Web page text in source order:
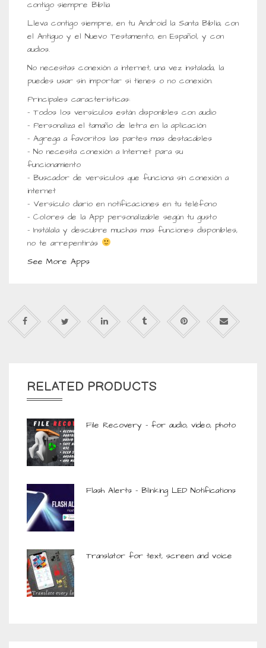
contigo siempre Biblia
Lleva contigo siempre, en tu Android la Santa Biblia, con
el Antiguo y el Nuevo Testamento, en Español, y con
audios.
No necesitas conexión a internet, una vez instalada, la
puedes usar sin importar si tienes o no conexión.
Principales características:
– Todos los versículos están disponibles con audio
– Personaliza el tamaño de letra en la aplicación
– Agrega a favoritos las partes mas destacables
– No necesita conexión a Internet para su
funcionamiento
– Buscador de versículos que funciona sin conexión a
internet
– Versículo diario en notificaciones en tu teléfono
– Colores de la App personalizable según tu gusto
– Instálala y descubre muchas mas funciones disponibles,
no te arrepentirás
See More Apps
RELATED PRODUCTS
File Recovery – for audio, video, photo
Flash Alerts – Blinking LED Notifications
Translator for text, screen and voice